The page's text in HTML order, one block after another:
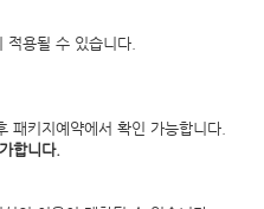
용될 수 있습니다.
패키지예약에서 확인 가능합니다.
합니다.